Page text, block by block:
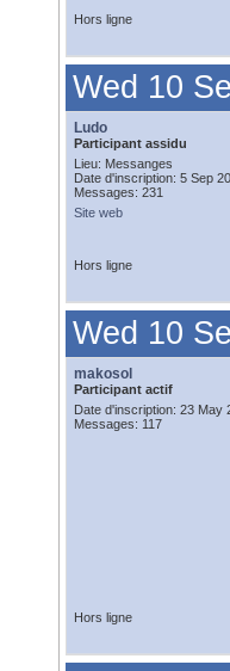
Hors ligne
Wed 10
Ludo
Participant assidu
Lieu: Messanges
Date d'inscription: 5 Sep
Messages: 231
Site web
Hors ligne
Wed 10
makosol
Participant actif
Date d'inscription: 23 May
Messages: 117
Hors ligne